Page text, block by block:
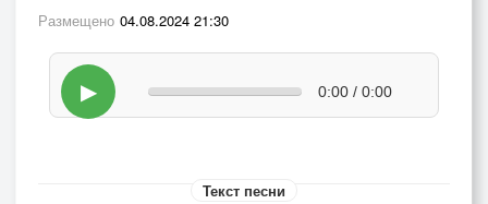
Размещено 04.08.2024 21:30
▶ 0:00 / 0:00
Текст песни